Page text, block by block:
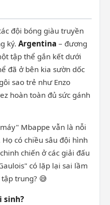
đội bóng giàu truyền
ký. Argentina – đương
tập thể gắn kết dưới
đã ở bên kia sườn dốc
sao trẻ như Enzo
hoàn toàn đủ sức gánh
Mbappe vẫn là nỗi
có chiều sâu đội hình
chiến ở các giải đấu
có lặp lại sai lầm
trung? 😅
sinh?